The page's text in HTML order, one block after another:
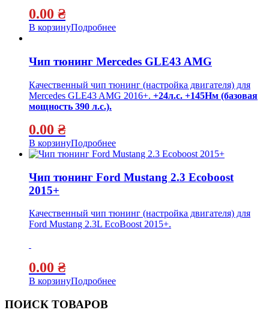
0.00 ₴
В корзинуПодробнее
Чип тюнинг Mercedes GLE43 AMG
Качественный чип тюнинг (настройка двигателя) для
Mercedes GLE43 AMG 2016+. +24л.с. +145Нм (базовая
мощность 390 л.с.).
0.00 ₴
В корзинуПодробнее
Чип тюнинг Ford Mustang 2.3 Ecoboost
2015+
Качественный чип тюнинг (настройка двигателя) для
Ford Mustang 2.3L EcoBoost 2015+.
0.00 ₴
В корзинуПодробнее
ПОИСК ТОВАРОВ